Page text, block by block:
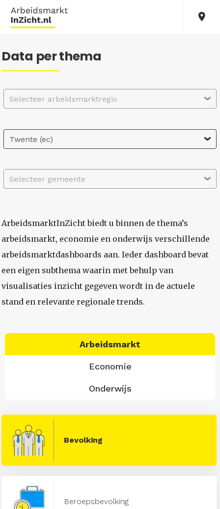
Data per thema
Selecteer arbeidsmarktregio
Twente (ec)
Selecteer gemeente
ArbeidsmarktInZicht biedt u binnen de thema’s
arbeidsmarkt, economie en onderwijs verschillende
arbeidsmarktdashboards aan. Ieder dashboard bevat
een eigen subthema waarin met behulp van
visualisaties inzicht gegeven wordt in de actuele
stand en relevante regionale trends.
Arbeidsmarkt
Economie
Onderwijs
Bevolking
Beroepsbevolking